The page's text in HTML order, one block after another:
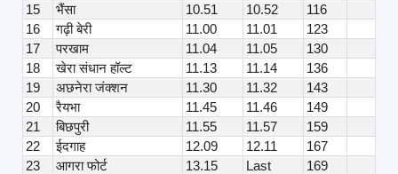
15
भैंसा 10.51 10.52
116
16
गढ़ी बेरी 11.00 11.01
123
17
परखाम 11.04 11.05
130
18
खेरा संधान हॉल्ट 11.13 11.14
136
19
अछनेरा जंक्शन 11.30 11.32
143
20
रैयभा 11.45 11.46
149
21
बिछपुरी 11.55 11.57
159
22
ईदगाह 12.09 12.11
167
23
आगरा फोर्ट 13.15 Last
169